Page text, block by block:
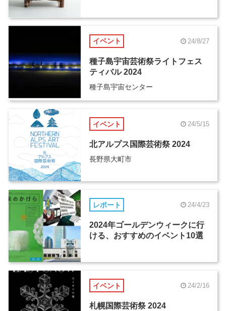
イベント 24/8/27
種子島宇宙芸術祭ライトフェス
ティバル 2024
種子島宇宙センター
イベント 24/5/15
北アルプス国際芸術祭 2024
長野県大町市
レポート 24/4/23
2024年ゴールデンウィークに行
ける、おすすめのイベント10選
イベント 24/2/16
札幌国際芸術祭 2024